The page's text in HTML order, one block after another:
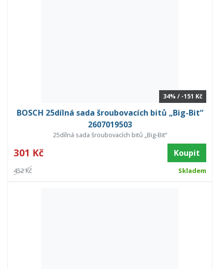
34% / -151 Kč
BOSCH 25dílná sada šroubovacích bitů „Big-Bit“
2607019503
25dílná sada šroubovacích bitů „Big-Bit“
301 Kč Koupit
452 Kč Skladem